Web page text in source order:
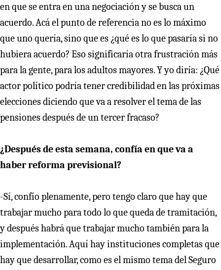
en que se entra en una negociación y se busca un
acuerdo. Acá el punto de referencia no es lo máximo
que uno quería, sino que es ¿qué es lo que pasaría si no
hubiera acuerdo? Eso significaría otra frustración más
para la gente, para los adultos mayores. Y yo diría: ¿Qué
actor político podría tener credibilidad en las próximas
elecciones diciendo que va a resolver el tema de las
pensiones después de un tercer fracaso?
¿Después de esta semana, confía en que va a
haber reforma previsional?
-Sí, confío plenamente, pero tengo claro que hay que
trabajar mucho para todo lo que queda de tramitación,
y después habrá que trabajar mucho también para la
implementación. Aquí hay instituciones completas que
hay que desarrollar, como es el mismo tema del Seguro